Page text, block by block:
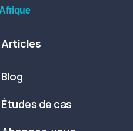
Articles
Blog
Études de cas